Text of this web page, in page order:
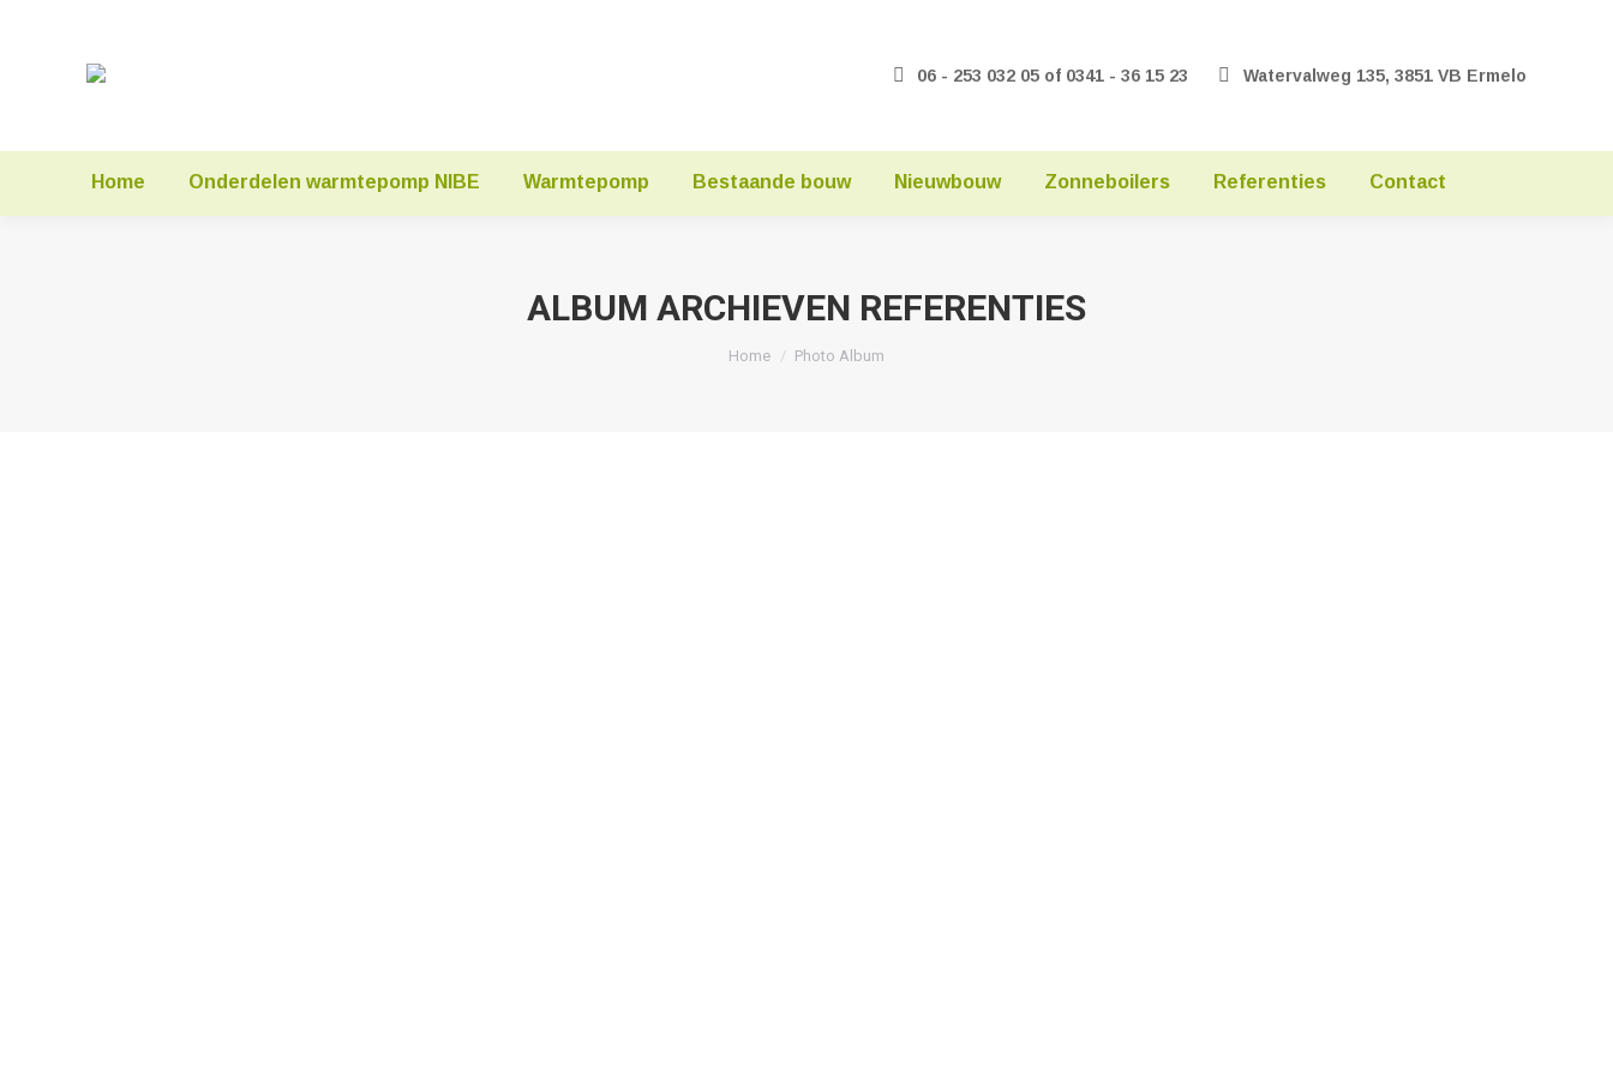
06 - 253 032 05 of 0341 - 36 15 23 Watervalweg 135, 3851 VB Ermelo
Home Onderdelen warmtepomp NIBE Warmtepomp Bestaande bouw Nieuwbouw Zonneboilers Referenties Contact
ALBUM ARCHIEVEN REFERENTIES
Je bent hier:
Home Photo Album